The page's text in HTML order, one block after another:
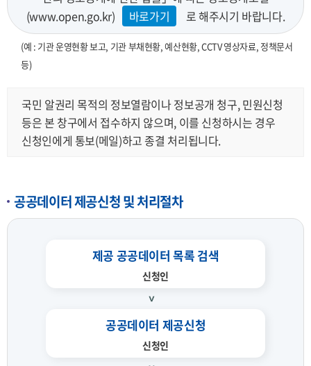
(www.open.go.kr)
바로가기 로 해주시기 바랍니다.
(예 : 기관 운영현황 보고, 기관 부채현황, 예산현황, CCTV 영상자료, 정책문서
등)
국민 알권리 목적의 정보열람이나 정보공개 청구, 민원신청
등은 본 창구에서 접수하지 않으며, 이를 신청하시는 경우
신청인에게 통보(메일)하고 종결 처리됩니다.
공공데이터 제공신청 및 처리절차
제공 공공데이터 목록 검색
신청인
공공데이터 제공신청
신청인